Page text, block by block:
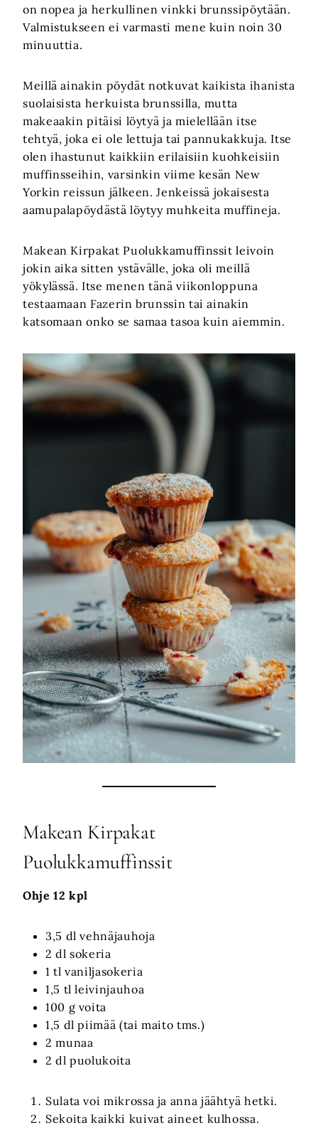
on nopea ja herkullinen vinkki brunssipöytään.
Valmistukseen ei varmasti mene kuin noin 30
minuuttia.
Meillä ainakin pöydät notkuvat kaikista ihanista
suolaisista herkuista brunssilla, mutta
makeaakin pitäisi löytyä ja mielellään itse
tehtyä, joka ei ole lettuja tai pannukakkuja. Itse
olen ihastunut kaikkiin erilaisiin kuohkeisiin
muffinsseihin, varsinkin viime kesän New
Yorkin reissun jälkeen. Jenkeissä jokaisesta
aamupalapöydästä löytyy muhkeita muffineja.
Makean Kirpakat Puolukkamuffinssit leivoin
jokin aika sitten ystävälle, joka oli meillä
yökylässä. Itse menen tänä viikonloppuna
testaamaan Fazerin brunssin tai ainakin
katsomaan onko se samaa tasoa kuin aiemmin.
Makean Kirpakat
Puolukkamuffinssit
Ohje 12 kpl
3,5 dl vehnäjauhoja
2 dl sokeria
1 tl vaniljasokeria
1,5 tl leivinjauhoa
100 g voita
1,5 dl piimää (tai maito tms.)
2 munaa
2 dl puolukoita
Sulata voi mikrossa ja anna jäähtyä hetki.
Sekoita kaikki kuivat aineet kulhossa.